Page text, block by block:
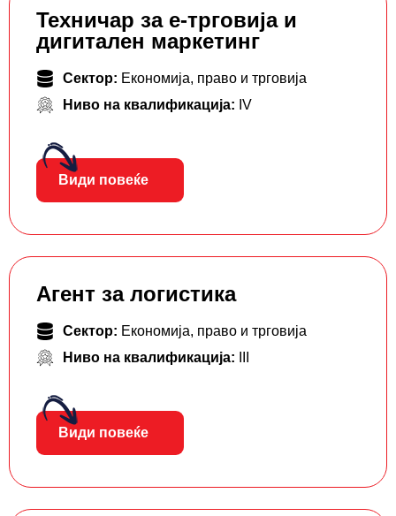
Teхничар за е-трговија и
дигитален маркетинг
Сектор: Економија, право и трговија
Ниво на квалификација: IV
Види повеќе
Агент за логистика
Сектор: Економија, право и трговија
Ниво на квалификација:
Види повеќе